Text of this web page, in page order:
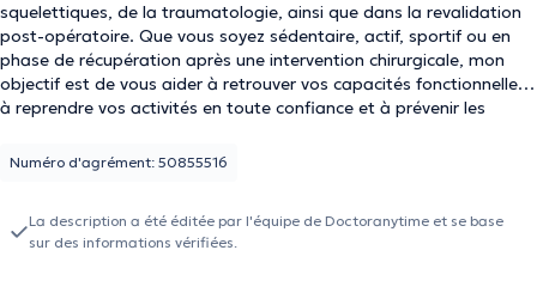
squelettiques, de la traumatologie, ainsi que dans la revalidation
post-opératoire. Que vous soyez sédentaire, actif, sportif ou en
phase de récupération après une intervention chirurgicale, mon
objectif est de vous aider à retrouver vos capacités fonctionnelles,
à reprendre vos activités en toute confiance et à prévenir les
Numéro d'agrément: 50855516
La description a été éditée par l'équipe de Doctoranytime et se base
sur des informations vérifiées.